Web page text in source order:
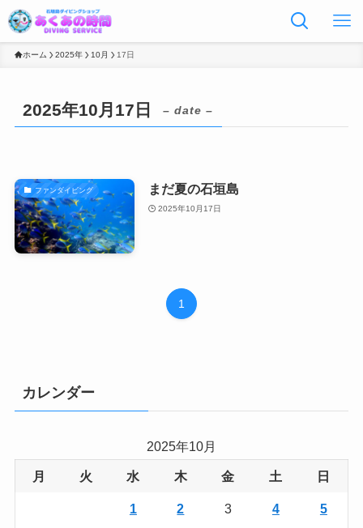
ホーム 2025年 10月 17日
2025年10月17日 – date –
ファンダイビング まだ夏の石垣島
2025年10月17日
1
カレンダー
2025年10月
月 火 水 木 金 土 日
1 2 3 4 5